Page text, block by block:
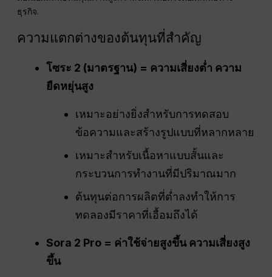
ธุรกิจ.
ความแตกต่างของต้นทุนที่สำคัญ
โซระ 2 (มาตรฐาน) = ความเสี่ยงต่ำ ความ
ยืดหยุ่นสูง
เหมาะอย่างยิ่งสำหรับการทดสอบ
ข้อความและสร้างรูปแบบที่หลากหลาย
เหมาะสำหรับเนื้อหาแบบสั้นและ
กระบวนการทำงานที่มีปริมาณมาก
ต้นทุนต่อการผลิตที่ต่ำลงทำให้การ
ทดลองมีราคาที่เอื้อมถึงได้
Sora 2 Pro = ค่าใช้จ่ายสูงขึ้น ความเสี่ยงสูง
ขึ้น